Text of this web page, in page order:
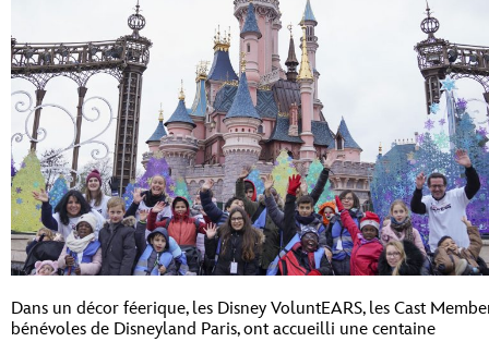
Dans un décor féerique, les Disney VoluntEARS, les Cast
bénévoles de Disneyland Paris, ont accueilli une centaine